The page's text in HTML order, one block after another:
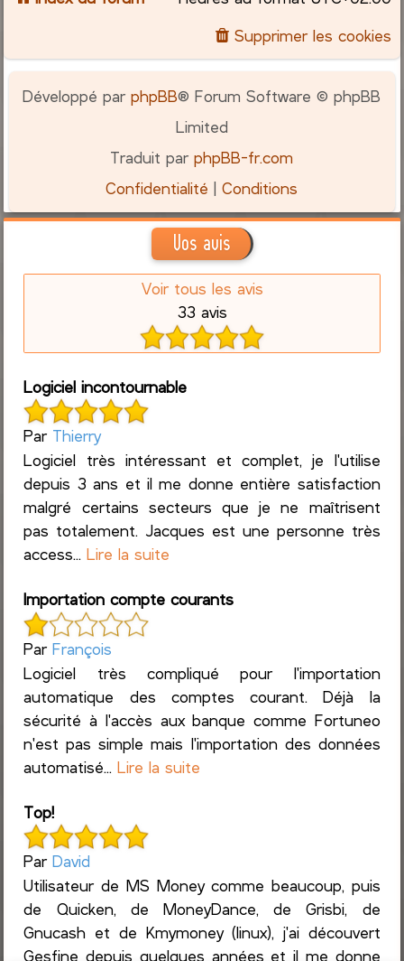
Supprimer les cookies
Développé parphpBB® Forum Software © phpBB
Limited
Traduit parphpBB-fr.com
Confidentialité |Conditions
Vos avis
Voir tous les avis
33 avis
Logiciel incontournable
Par Thierry
Logiciel très intéressant et complet, je l'utilise
depuis 3 ans et il me donne entière satisfaction
malgré certains secteurs que je ne maîtrisent
pas totalement. Jacques est une personne très
access...Lire la suite
Importation compte courants
ParFrançois
Logiciel très compliqué pour l'importation
automatique des comptes courant. Déjà la
sécurité à l'accès aux banque comme Fortuneo
n'est pas simple mais l'importation des données
automatisé...Lire la suite
Top!
ParDavid
Utilisateur de MS Money comme beaucoup, puis
de Quicken, de MoneyDance, de Grisbi, de
Gnucash et de Kmymoney (linux), j'ai découvert
Gesfine depuis quelques années et il me donne